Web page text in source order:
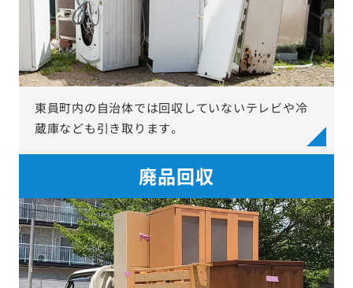
東員町内の自治体では回収していないテレビや冷
蔵庫なども引き取ります。
廃品回収